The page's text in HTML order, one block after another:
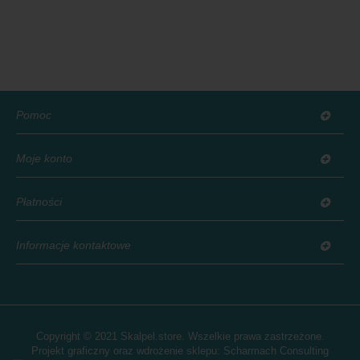
Pomoc
Moje konto
Płatności
Informacje kontaktowe
Copyright © 2021 Skalpel.store. Wszelkie prawa zastrzeżone.
Projekt graficzny oraz wdrożenie sklepu: Scharmach Consulting